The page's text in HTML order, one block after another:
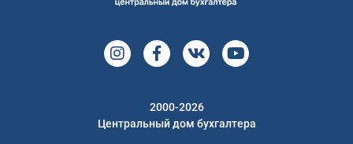
2000-2026
Центральный дом бухгалтера